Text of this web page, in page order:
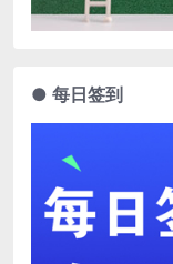
● 每日签到